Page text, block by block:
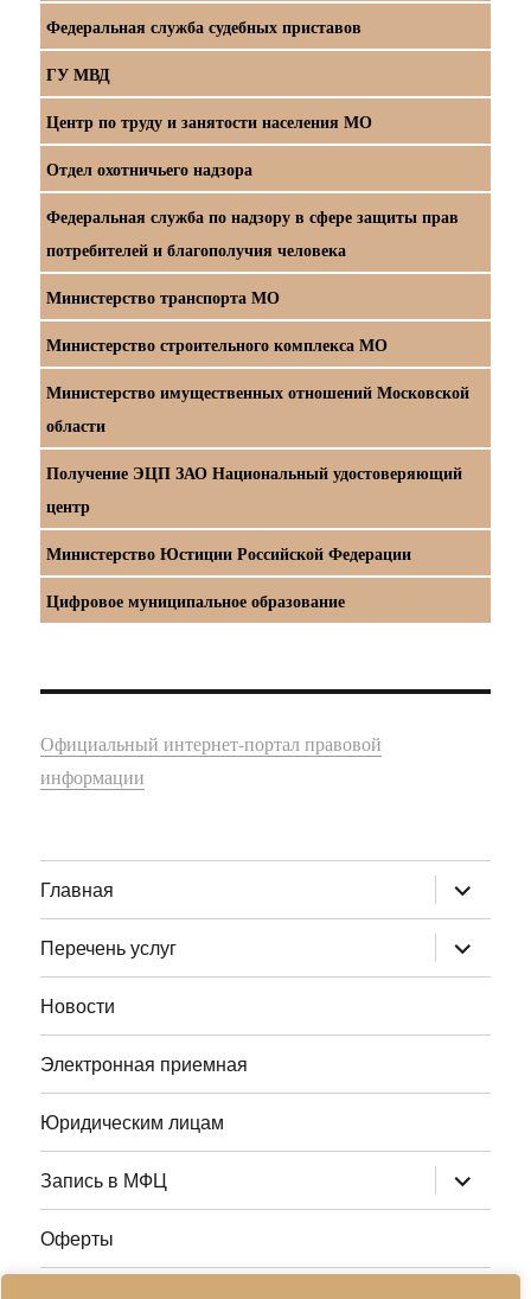
Федеральная служба судебных приставов
ГУ МВД
Центр по труду и занятости населения МО
Отдел охотничьего надзора
Федеральная служба по надзору в сфере защиты прав
потребителей и благополучия человека
Министерство транспорта МО
Министерство строительного комплекса МО
Министерство имущественных отношений Московской
области
Получение ЭЦП ЗАО Национальный удостоверяющий
центр
Министерство Юстиции Российской Федерации
Цифровое муниципальное образование
Официальный интернет-портал правовой
информации
Главная раскрыть
дочернее
меню
Перечень услуг
раскрыть
дочернее
меню
Новости
Электронная приемная
Юридическим лицам
Запись в МФЦ раскрыть
дочернее
меню
Оферты